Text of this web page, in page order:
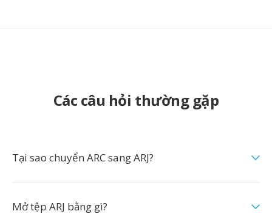
Các câu hỏi thường gặp
Tại sao chuyển ARC sang ARJ?
Mở tệp ARJ bằng gì?